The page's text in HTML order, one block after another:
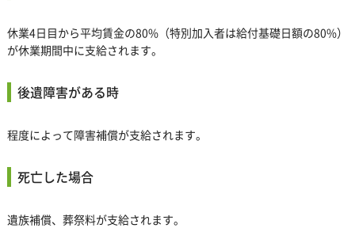
休業4日目から平均賃金の80%（特別加入者は給付基礎日額の80%）
が休業期間中に支給されます。
後遺障害がある時
程度によって障害補償が支給されます。
死亡した場合
遺族補償、葬祭料が支給されます。